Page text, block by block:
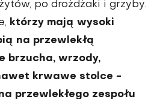
po drożdżaki i grzyby.
którzy mają wysoki
na przewlekłą
brzucha, wrzody,
krwawe stolce -
przewlekłego zespołu